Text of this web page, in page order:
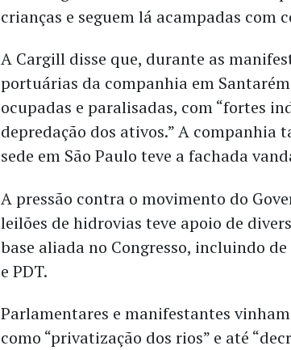
crianças e seguem lá acampadas com
A Cargill disse que, durante as
portuárias da companhia em
ocupadas e paralisadas, com “fortes
depredação dos ativos.” A companhia
sede em São Paulo teve a fachada
A pressão contra o movimento do
leilões de hidrovias teve apoio de
base aliada no Congresso, incluindo de
e PDT.
Parlamentares e manifestantes
como “privatização dos rios” e até